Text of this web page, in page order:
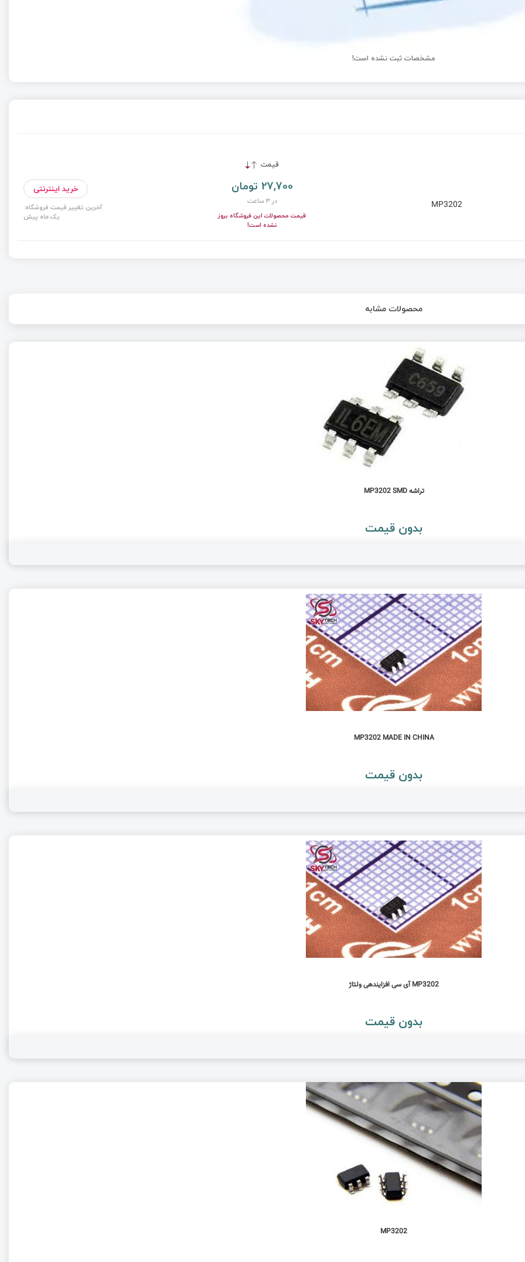
مشخصات ثبت نشده است!
قیمت
MP3202
27,700 تومان
در 3 ساعت
قیمت محصولات این فروشگاه بروز
نشده است!
خرید اینترنتی
آخرین تغییر قیمت فروشگاه:
یک ماه پیش
محصولات مشابه
تراشه MP3202 SMD
بدون قیمت
MP3202 MADE IN CHINA
بدون قیمت
MP3202 آی سی افزایندهی ولتاژ
بدون قیمت
MP3202